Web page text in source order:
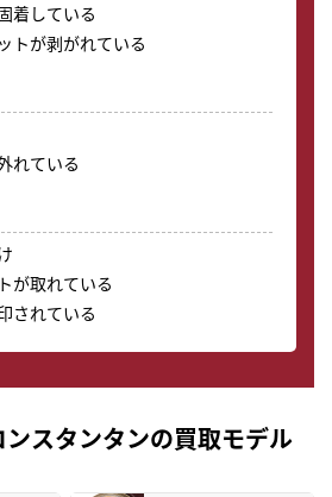
着している
トが剥がれている
れている
が取れている
されている
スタンタンの買取モデル